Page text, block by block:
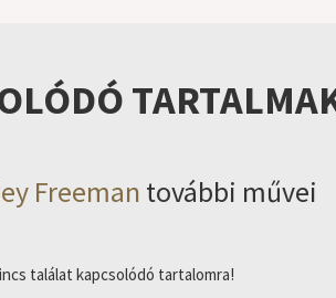
Freeman további művei
találat kapcsolódó tartalomra!